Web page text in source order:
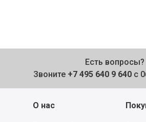
Есть вопросы?
Звоните +7 495 640 9 640 с
О нас